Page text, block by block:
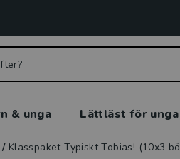
& unga Lättläst för unga
/ Klasspaket Typiskt Tobias! (10x3